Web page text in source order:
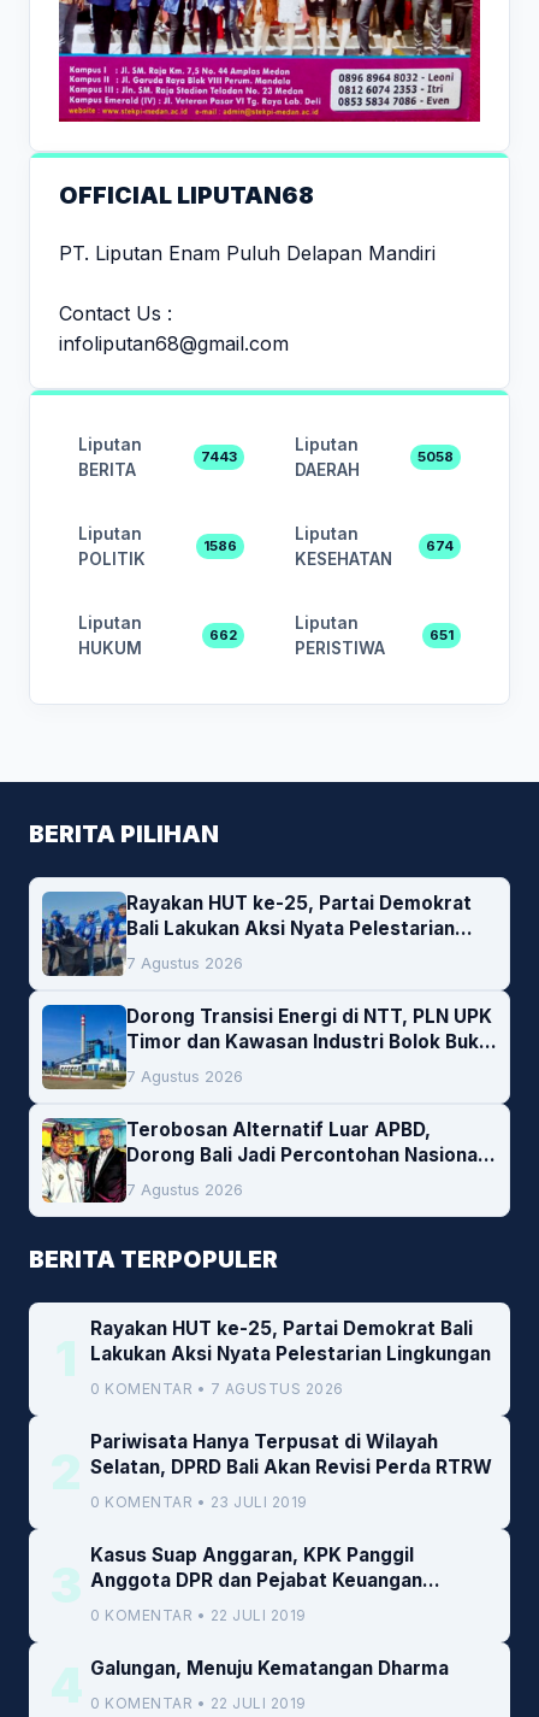
OFFICIAL LIPUTAN68
PT. Liputan Enam Puluh Delapan Mandiri
Contact Us :
infoliputan68@gmail.com
Liputan
BERITA
7443
Liputan
DAERAH
5058
Liputan
POLITIK
1586
Liputan
KESEHATAN
674
Liputan
HUKUM
662
Liputan
PERISTIWA
651
BERITA PILIHAN
Rayakan HUT ke-25, Partai Demokrat
Bali Lakukan Aksi Nyata Pelestarian
Lingkungan
7 Agustus 2026
Dorong Transisi Energi di NTT, PLN UPK
Timor dan Kawasan Industri Bolok Buka
Peluang Investasi Woodchip untuk
Cofiring PLTU Bolok
7 Agustus 2026
Terobosan Alternatif Luar APBD,
Dorong Bali Jadi Percontohan Nasional
Pembiayaan Daerah
7 Agustus 2026
BERITA TERPOPULER
1
Rayakan HUT ke-25, Partai Demokrat Bali
Lakukan Aksi Nyata Pelestarian Lingkungan
0 KOMENTAR • 7 AGUSTUS 2026
2
Pariwisata Hanya Terpusat di Wilayah
Selatan, DPRD Bali Akan Revisi Perda RTRW
0 KOMENTAR • 23 JULI 2019
3
Kasus Suap Anggaran, KPK Panggil
Anggota DPR dan Pejabat Keuangan
Kemenkeu
0 KOMENTAR • 22 JULI 2019
4 Galungan, Menuju Kematangan Dharma
0 KOMENTAR • 22 JULI 2019